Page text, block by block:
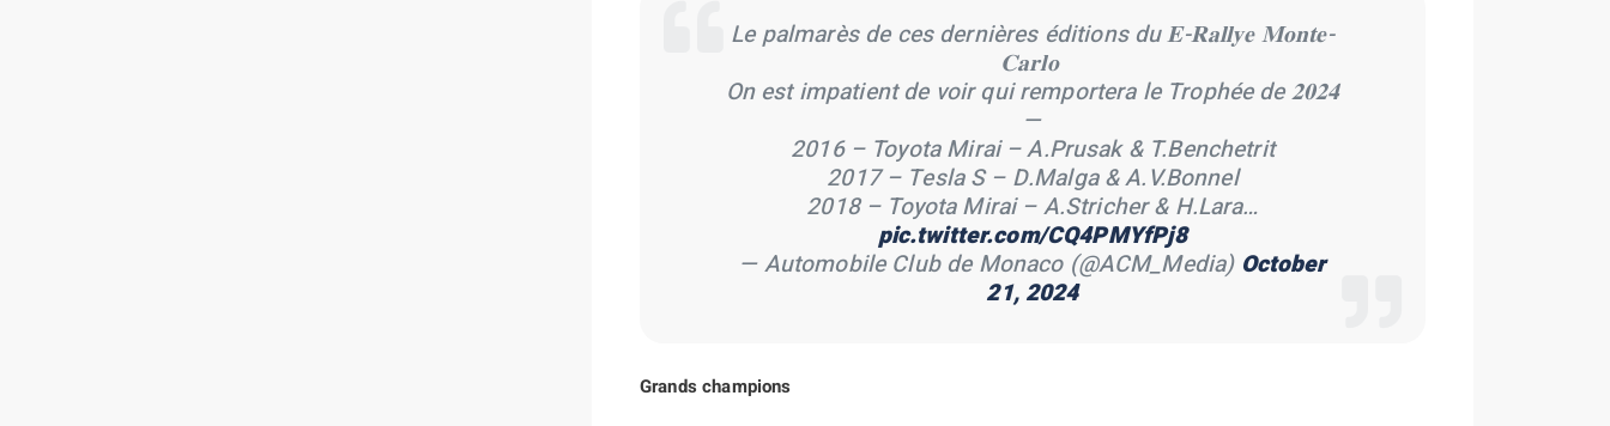
Le palmarès de ces dernières éditions du 𝐄-𝐑𝐚𝐥𝐥𝐲𝐞 𝐌𝐨𝐧𝐭𝐞-
𝐂𝐚𝐫𝐥𝐨 ️
On est impatient de voir qui remportera le Trophée de 𝟐𝟎𝟐𝟒
—
2016 – Toyota Mirai – A.Prusak & T.Benchetrit
2017 – Tesla S – D.Malga & A.V.Bonnel
2018 – Toyota Mirai – A.Stricher & H.Lara…
pic.twitter.com/CQ4PMYfPj8
— Automobile Club de Monaco (@ACM_Media) October
21, 2024
Grands champions